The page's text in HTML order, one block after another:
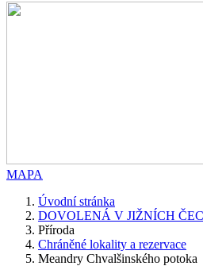
MAPA
Úvodní stránka
DOVOLENÁ V JIŽNÍCH
Příroda
Chráněné lokality a rezervace
Meandry Chvalšinského potoka